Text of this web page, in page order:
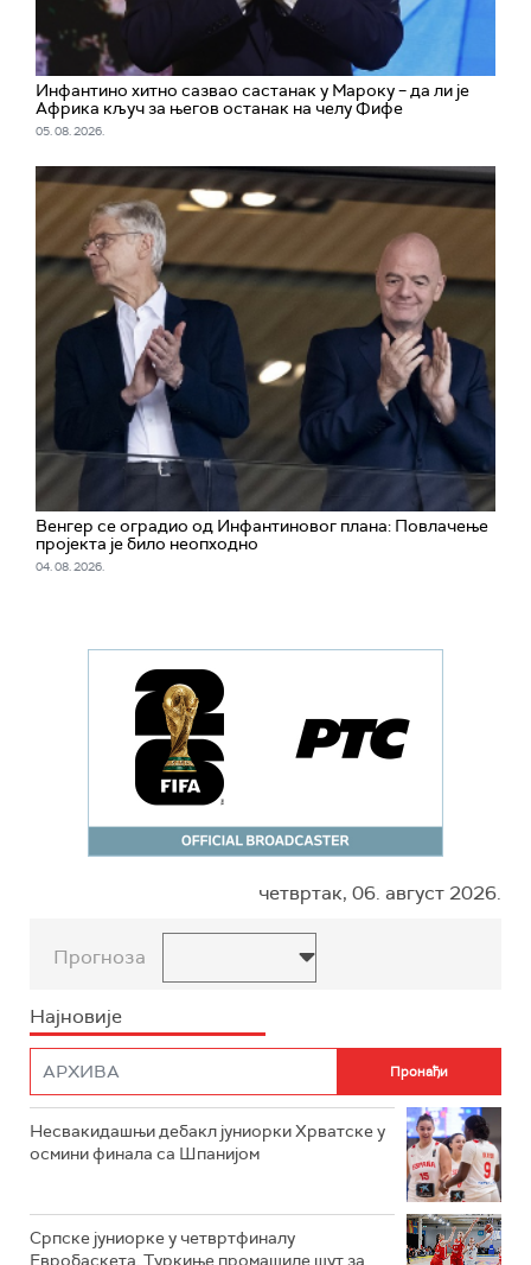
Инфантино хитно сазвао састанак у Мароку – да ли је
Африка кључ за његов останак на челу Фифе
05. 08. 2026.
Венгер се оградио од Инфантиновог плана: Повлачење
пројекта је било неопходно
04. 08. 2026.
четвртак, 06. август 2026.
Прогноза
Најновије
Несвакидашњи дебакл јуниорки Хрватске у
осмини финала са Шпанијом
Српске јуниорке у четвртфиналу